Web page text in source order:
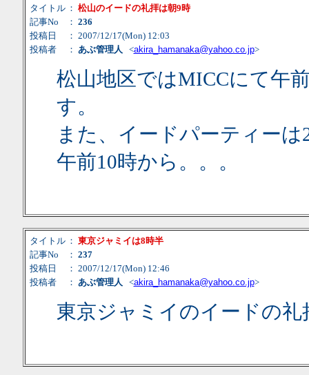
タイトル ： 松山のイードの礼拝は朝9時
記事No
： 236
投稿日
： 2007/12/17(Mon) 12:03
投稿者
： あぶ管理人 <akira_hamanaka@yahoo.co.jp>
松山地区ではMICCにて午
す。
また、イードパーティー
午前10時から。。。
タイトル ： 東京ジャミイは8時半
記事No
： 237
投稿日
： 2007/12/17(Mon) 12:46
投稿者
： あぶ管理人 <akira_hamanaka@yahoo.co.jp>
東京ジャミイのイードの